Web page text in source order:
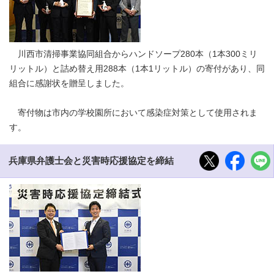
川西市清掃事業協同組合からハンドソープ280本（1本300ミリ
リットル）と詰め替え用288本（1本1リットル）の寄付があり、同
組合に感謝状を贈呈しました。
寄付物は市内の学校園所において感染症対策として使用されま
す。
兵庫県弁護士会と災害時応援協定を締結